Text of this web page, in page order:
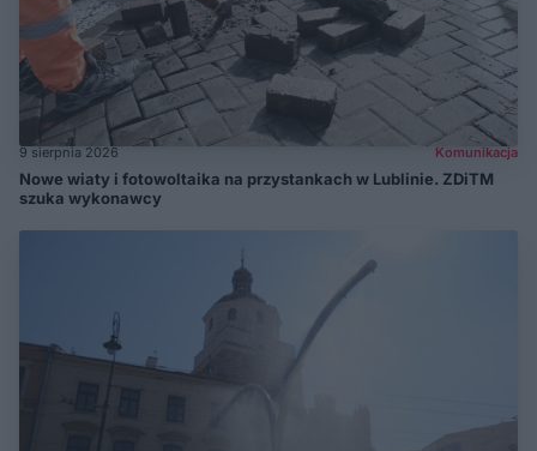
9 sierpnia 2026 Komunikacja
Nowe wiaty i fotowoltaika na przystankach w Lublinie. ZDiTM
szuka wykonawcy